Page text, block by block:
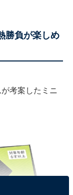
勝負が楽しめ
考案したミニ